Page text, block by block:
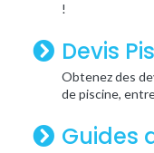
!
Devis
Obtenez des
de piscine,
Guides